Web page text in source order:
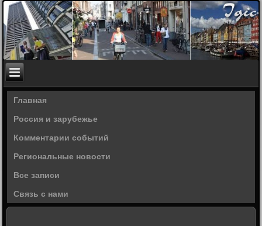
Главная
Россия и зарубежье
Комментарии событий
Региональные новости
Все записи
Связь с нами